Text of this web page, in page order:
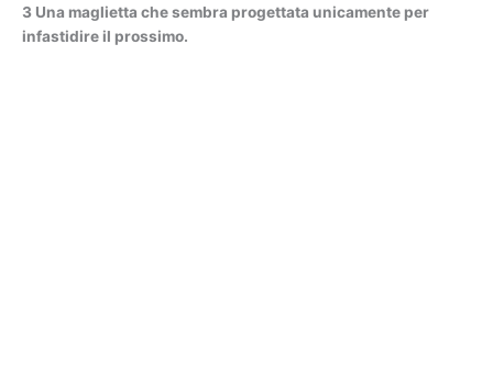
3 Una maglietta che sembra progettata unicamente per
infastidire il prossimo.